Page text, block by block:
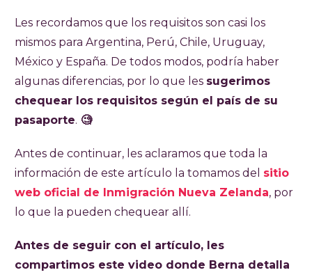
deben demostrar fondos para comprarlo.
La visa tiene un costo de NZD 770 en total:
con ella es posible trabajar hasta 12 meses,
con restricciones sobre el tiempo de trabajo
con el mismo empleador. También se permite
Es una visa difícil de conseguir por su alta
demanda y los pocos cupos que se habilitan
por año. Las fechas de aplicación varían
Les recordamos que los requisitos son casi los
mismos para Argentina, Perú, Chile, Uruguay,
México y España. De todos modos, podría haber
algunas diferencias, por lo que les sugerimos
chequear los requisitos según el país de su
pasaporte. 🧐
Antes de continuar, les aclaramos que toda la
información de este artículo la tomamos del sitio
web oficial de Inmigración Nueva Zelanda, por
lo que la pueden chequear allí.
Antes de seguir con el artículo, les
compartimos este video donde Berna detalla